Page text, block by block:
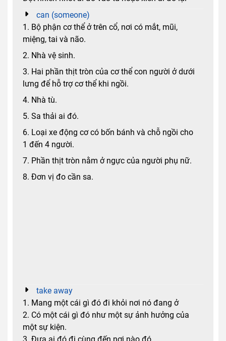
can (someone)
1. Bộ phận cơ thể ở trên cổ, nơi có mắt, mũi,
miệng, tai và não.
2. Nhà vệ sinh.
3. Hai phần thịt tròn của cơ thể con người ở dưới
lưng để hỗ trợ cơ thể khi ngồi.
4. Nhà tù.
5. Sa thải ai đó.
6. Loại xe động cơ có bốn bánh và chỗ ngồi cho
1 đến 4 người.
7. Phần thịt tròn nằm ở ngực của người phụ nữ.
8. Đơn vị đo cần sa.
take away
1. Mang một cái gì đó đi khỏi nơi nó đang ở
2. Có một cái gì đó như một sự ảnh hưởng của
một sự kiện.